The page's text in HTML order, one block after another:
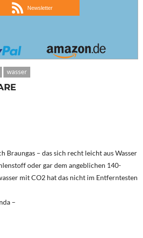
Newsletter
wasser
Braungas – das sich recht leicht aus Wasser
oder gar dem angeblichen 140-
mit CO2 hat das nicht im Entferntesten
–